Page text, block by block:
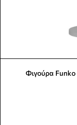
Φιγούρα